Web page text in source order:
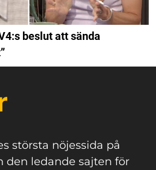
beslut att sända
största nöjessida på
den ledande sajten för